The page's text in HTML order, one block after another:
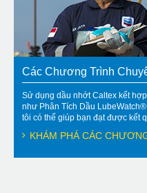
Các Chương Trình
Sử dụng dầu nhớt Caltex kết
như Phân Tích Dầu
tôi có thể giúp bạn đạt được kết
KHÁM PHÁ CÁC